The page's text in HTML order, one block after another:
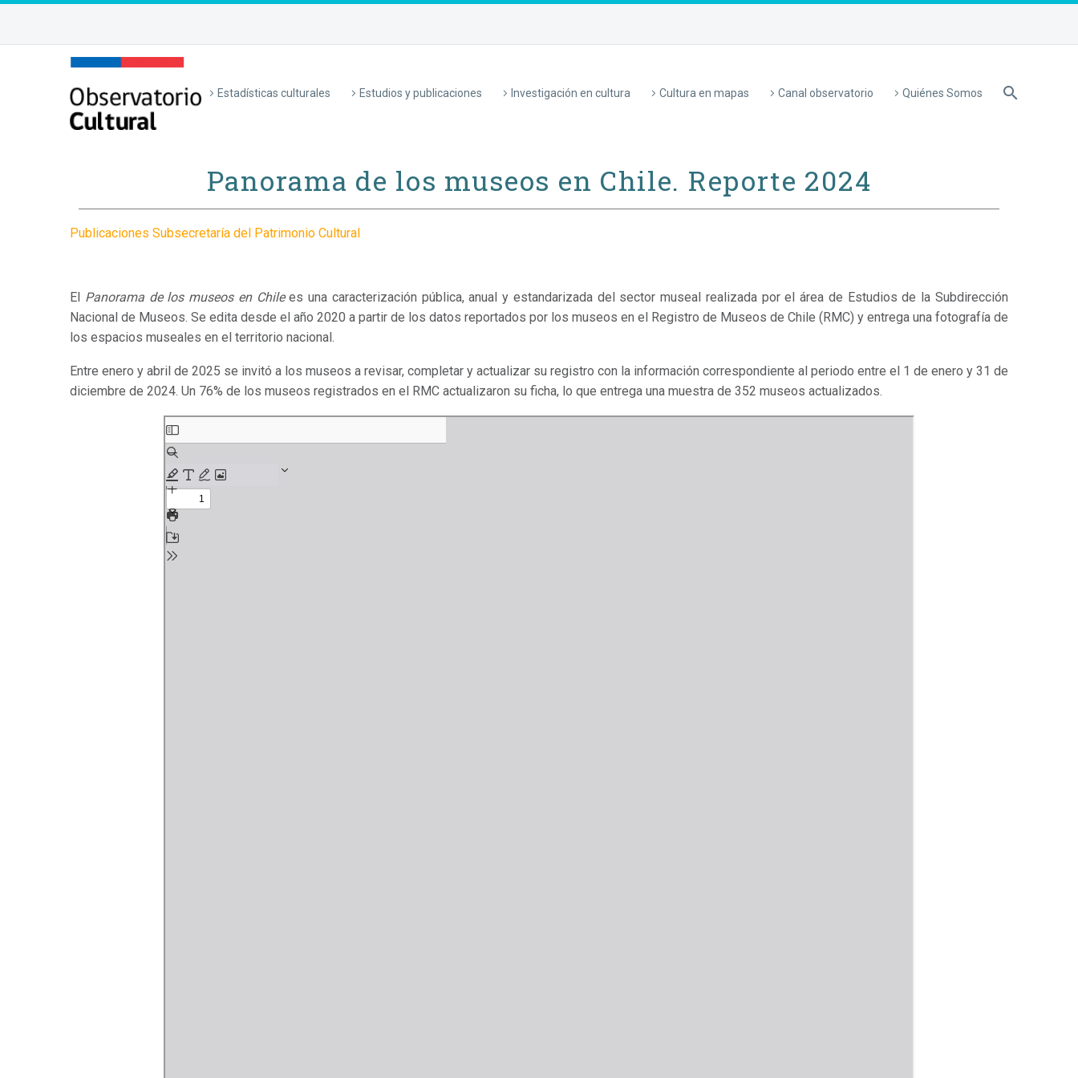
Estadísticas culturales Estudios y publicaciones Investigación en cultura Cultura en mapas Canal observatorio Quiénes Somos
Panorama de los museos en Chile. Reporte 2024
Publicaciones Subsecretaría del Patrimonio Cultural
El Panorama de los museos en Chilees una caracterización pública, anual y estandarizada del sector museal realizada por el área de Estudios de la Subdirección
Nacional de Museos. Se edita desde el año 2020 a partir de los datos reportados por los museos en el Registro de Museos de Chile (RMC) y entrega una fotografía de
los espacios museales en el territorio nacional.
Entre enero y abril de 2025 se invitó a los museos a revisar, completar y actualizar su registro con la información correspondiente al periodo entre el 1 de enero y 31 de
diciembre de 2024. Un 76% de los museos registrados en el RMC actualizaron su ficha, lo que entrega una muestra de 352 museos actualizados.
Saltar
al
contenido
del
PDF